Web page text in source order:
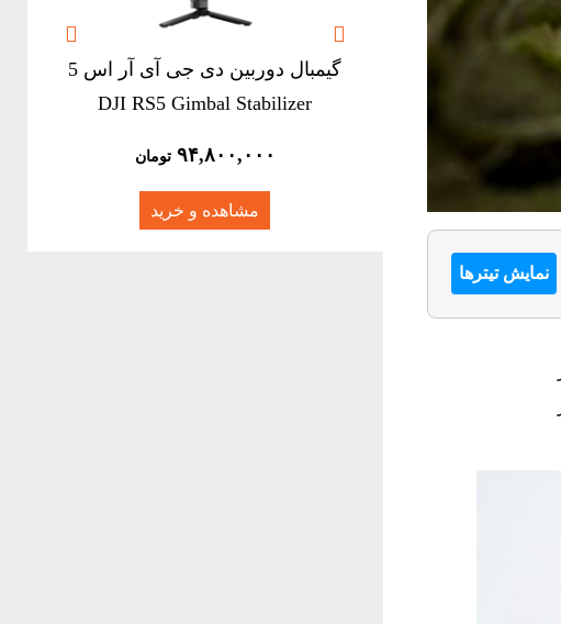
نمایش تیترها
گیمبال دوربین دی جی آی آر اس 5
DJI RS5 Gimbal Stabilizer
۹۴,۸۰۰,۰۰۰ تومان
مشاهده و خرید
 